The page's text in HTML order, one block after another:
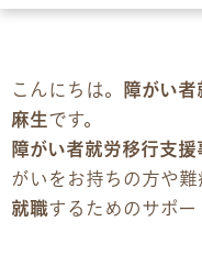
3つの支援制度
お食事の提供に
こんにちは。
障がい
麻生です。
障がい者就労移行支
がいをお持ちの方や
就職するためのサポー